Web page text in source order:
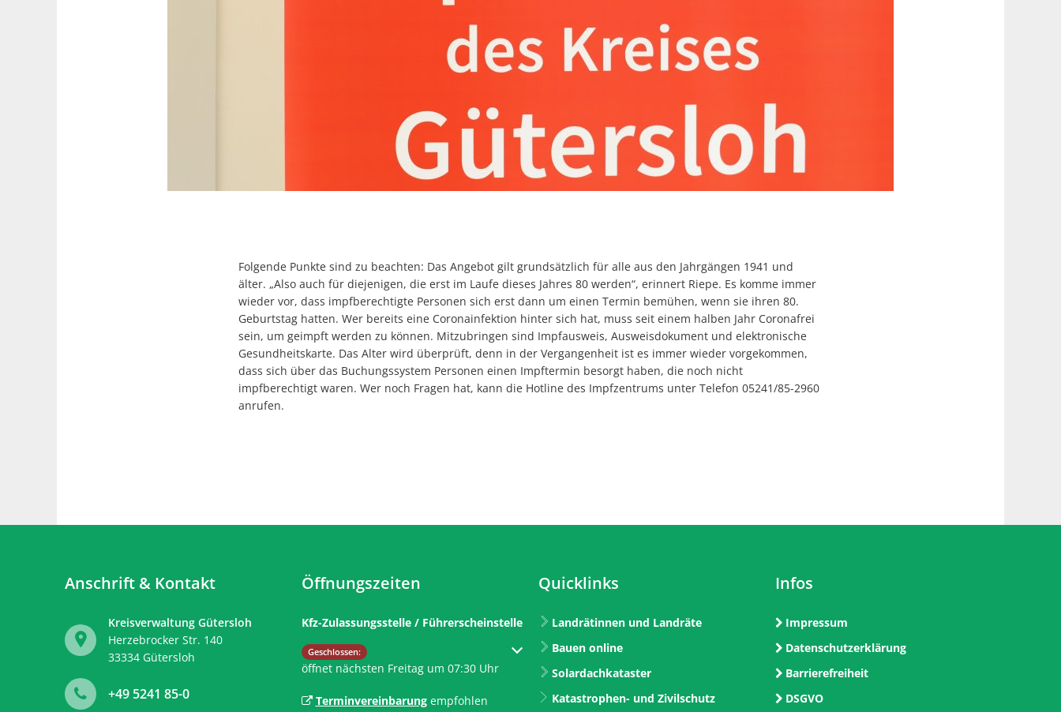
Folgende Punkte sind zu beachten: Das Angebot gilt grundsätzlich für alle aus den Jahrgängen 1941 und
älter. „Also auch für diejenigen, die erst im Laufe dieses Jahres 80 werden“, erinnert Riepe. Es komme immer
wieder vor, dass impfberechtigte Personen sich erst dann um einen Termin bemühen, wenn sie ihren 80.
Geburtstag hatten. Wer bereits eine Coronainfektion hinter sich hat, muss seit einem halben Jahr Coronafrei
sein, um geimpft werden zu können. Mitzubringen sind Impfausweis, Ausweisdokument und elektronische
Gesundheitskarte. Das Alter wird überprüft, denn in der Vergangenheit ist es immer wieder vorgekommen,
dass sich über das Buchungssystem Personen einen Impftermin besorgt haben, die noch nicht
impfberechtigt waren. Wer noch Fragen hat, kann die Hotline des Impfzentrums unter Telefon 05241/85-2960
anrufen.
Anschrift & Kontakt
Kreisverwaltung Gütersloh
Herzebrocker Str. 140
33334 Gütersloh
+49 5241 85-0
Öffnungszeiten
Kfz-Zulassungsstelle / Führerscheinstelle
Klicken, um weitere Öffnungs- oder Schließzeiten auszublenden
Geschlossen:
öffnet nächsten Freitag um 07:30 Uhr
Terminvereinbarungempfohlen
Quicklinks
Landrätinnen und Landräte
Bauen online
Solardachkataster
Katastrophen- und Zivilschutz
Infos
Impressum
Datenschutzerklärung
Barrierefreiheit
DSGVO